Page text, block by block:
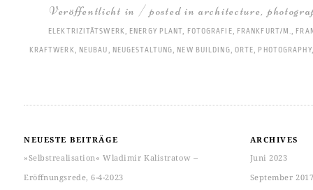
Veröffentlicht in / posted inarchitecture,
ELEKTRIZITÄTSWERK, ENERGY PLANT, FOTOGRAFIE, FRANKFURT/M.,
KRAFTWERK, NEUBAU, NEUGESTALTUNG, NEW BUILDING, ORTE, PHOTOGRAPHY
NEUESTE BEITRÄGE
»Selbstrealisation« Wladimir Kalistratow ‒
Eröffnungsrede, 6-4-2023
ARCHIVES
Juni 2023
September